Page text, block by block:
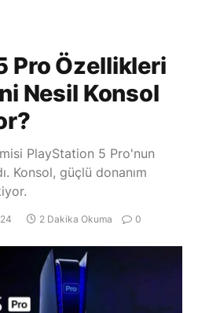
Pro Özellikleri
Nesil Konsol
PlayStation 5 Pro'nun
Konsol, güçlü donanım
2 Dakika Okuma 0